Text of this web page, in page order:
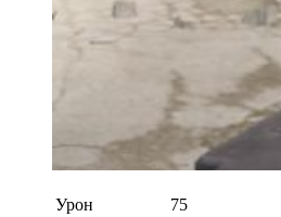
Урон
75